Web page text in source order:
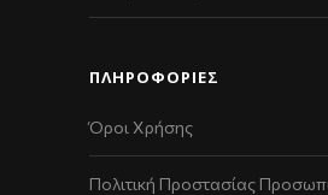
ΠΛΗΡΟΦΟΡΙΕΣ
Όροι Χρήσης
Πολιτική Προστασίας